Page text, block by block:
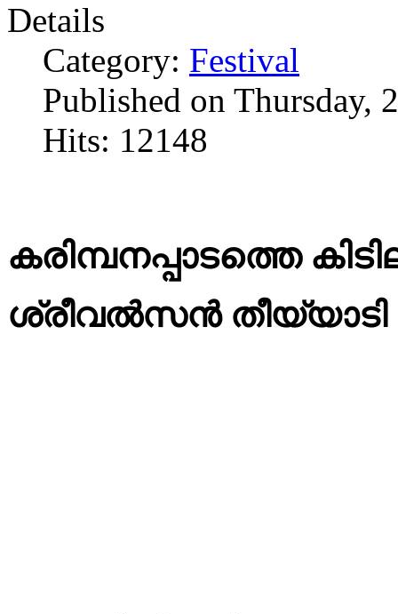
Details
Category: Festival
Published on Thursday,
Hits: 12148
കരിമ്പനപ്പാടത്തെ
ശ്രീവൽസൻ തീയ്യാടി